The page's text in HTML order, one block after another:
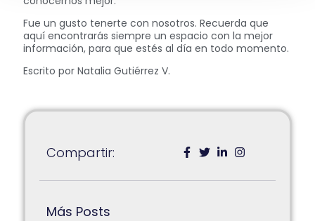
Fue un gusto tenerte con nosotros. Recuerda que
aquí encontrarás siempre un espacio con la mejor
información, para que estés al día en todo momento.
Escrito por Natalia Gutiérrez V.
Compartir:
Más Posts